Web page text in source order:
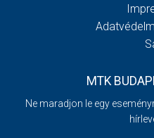
MTK
Ne maradjon le egy